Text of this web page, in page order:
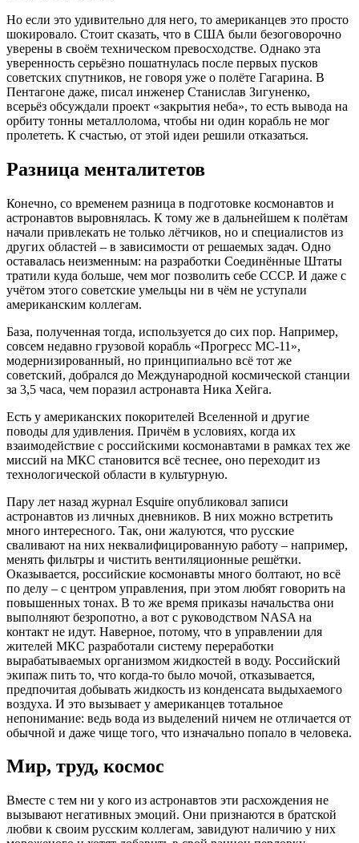
Но если это удивительно для него, то американцев это просто
шокировало. Стоит сказать, что в США были безоговорочно
уверены в своём техническом превосходстве. Однако эта
уверенность серьёзно пошатнулась после первых пусков
советских спутников, не говоря уже о полёте Гагарина. В
Пентагоне даже, писал инженер Станислав Зигуненко,
всерьёз обсуждали проект «закрытия неба», то есть вывода на
орбиту тонны металлолома, чтобы ни один корабль не мог
пролететь. К счастью, от этой идеи решили отказаться.
Разница менталитетов
Конечно, со временем разница в подготовке космонавтов и
астронавтов выровнялась. К тому же в дальнейшем к полётам
начали привлекать не только лётчиков, но и специалистов из
других областей – в зависимости от решаемых задач. Одно
оставалась неизменным: на разработки Соединённые Штаты
тратили куда больше, чем мог позволить себе СССР. И даже с
учётом этого советские умельцы ни в чём не уступали
американским коллегам.
База, полученная тогда, используется до сих пор. Например,
совсем недавно грузовой корабль «Прогресс МС-11»,
модернизированный, но принципиально всё тот же
советский, добрался до Международной космической станции
за 3,5 часа, чем поразил астронавта Ника Хейга.
Есть у американских покорителей Вселенной и другие
поводы для удивления. Причём в условиях, когда их
взаимодействие с российскими космонавтами в рамках тех же
миссий на МКС становится всё теснее, оно переходит из
технологической области в культурную.
Пару лет назад журнал Esquire опубликовал записи
астронавтов из личных дневников. В них можно встретить
много интересного. Так, они жалуются, что русские
сваливают на них неквалифицированную работу – например,
менять фильтры и чистить вентиляционные решётки.
Оказывается, российские космонавты много болтают, но всё
по делу – с центром управления, при этом любят говорить на
повышенных тонах. В то же время приказы начальства они
выполняют безропотно, а вот с руководством NASA на
контакт не идут. Наверное, потому, что в управлении для
жителей МКС разработали систему переработки
вырабатываемых организмом жидкостей в воду. Российский
экипаж пить то, что когда-то было мочой, отказывается,
предпочитая добывать жидкость из конденсата выдыхаемого
воздуха. И это вызывает у американцев тотальное
непонимание: ведь вода из выделений ничем не отличается от
обычной и даже чище того, что изначально попало в человека.
Мир, труд, космос
Вместе с тем ни у кого из астронавтов эти расхождения не
вызывают негативных эмоций. Они признаются в братской
любви к своим русским коллегам, завидуют наличию у них